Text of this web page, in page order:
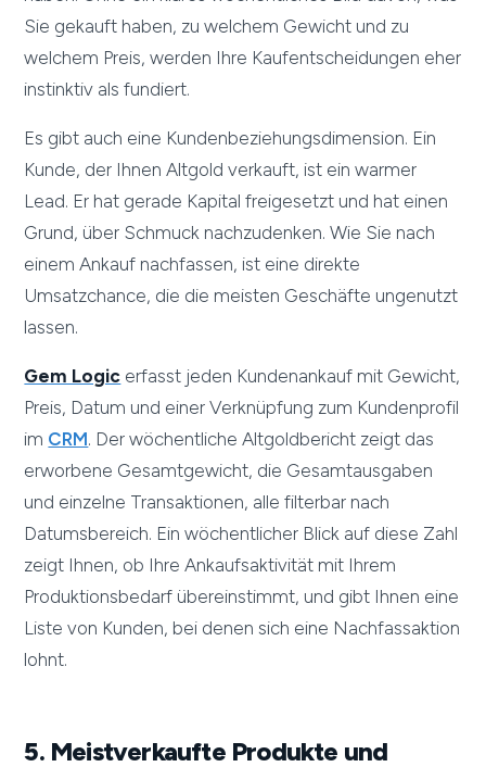
Sie gekauft haben, zu welchem Gewicht und zu
welchem Preis, werden Ihre Kaufentscheidungen eher
instinktiv als fundiert.
Es gibt auch eine Kundenbeziehungsdimension. Ein
Kunde, der Ihnen Altgold verkauft, ist ein warmer
Lead. Er hat gerade Kapital freigesetzt und hat einen
Grund, über Schmuck nachzudenken. Wie Sie nach
einem Ankauf nachfassen, ist eine direkte
Umsatzchance, die die meisten Geschäfte ungenutzt
lassen.
Gem Logic erfasst jeden Kundenankauf mit Gewicht,
Preis, Datum und einer Verknüpfung zum Kundenprofil
im CRM. Der wöchentliche Altgoldbericht zeigt das
erworbene Gesamtgewicht, die Gesamtausgaben
und einzelne Transaktionen, alle filterbar nach
Datumsbereich. Ein wöchentlicher Blick auf diese Zahl
zeigt Ihnen, ob Ihre Ankaufsaktivität mit Ihrem
Produktionsbedarf übereinstimmt, und gibt Ihnen eine
Liste von Kunden, bei denen sich eine Nachfassaktion
lohnt.
5. Meistverkaufte Produkte und